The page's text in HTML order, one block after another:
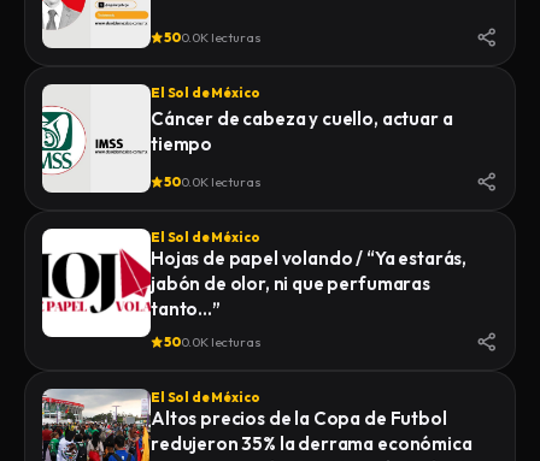
500.0K lecturas
El Sol de México
Cáncer de cabeza y cuello, actuar a
tiempo
500.0K lecturas
El Sol de México
Hojas de papel volando / “Ya estarás,
jabón de olor, ni que perfumaras
tanto…”
500.0K lecturas
El Sol de México
Altos precios de la Copa de Futbol
redujeron 35% la derrama económica